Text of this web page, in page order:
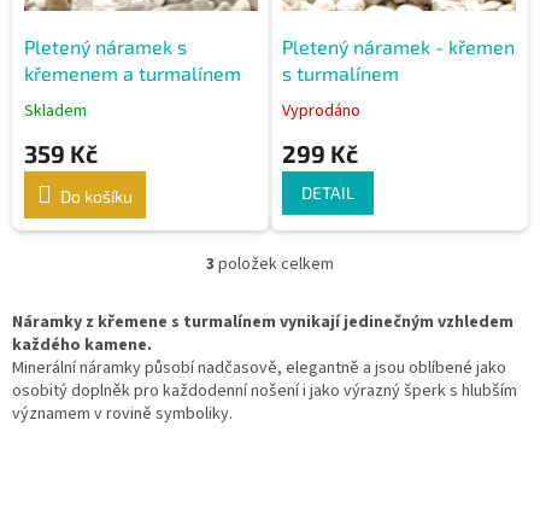
Pletený náramek s
křemenem a turmalínem
Skladem
359 Kč
Do košíku
Pletený náramek - křemen
s turmalínem
Vyprodáno
299 Kč
DETAIL
O
l
d
a
3 položek celkem
Náramky z křemene s turmalínem vynikají jedinečným vzhledem
každého kamene.
Minerální náramky působí nadčasově, elegantně a jsou oblíbené jako
osobitý doplněk pro každodenní nošení i jako výrazný šperk s hlubším
významem v rovině symboliky.